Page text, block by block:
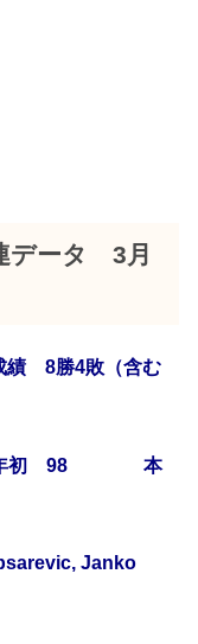
データ 3月
8勝4敗（含む
年年初 98 本
Janko